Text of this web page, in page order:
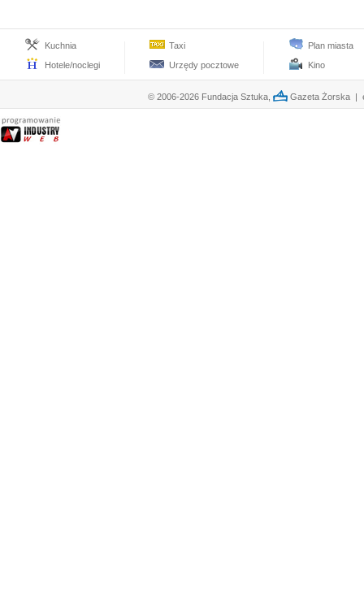
Kuchnia
Hotele/noclegi
Taxi
Urzędy pocztowe
Plan miasta
Kino
© 2006-2026 Fundacja Sztuka, Gazeta Żorska |